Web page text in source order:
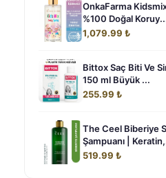
OnkaFarma
%100 Doğal
1,079.99 ₺
Bittox Saç Biti Ve
150 ml Büyük ...
255.99 ₺
The Ceel Biberiye
Şampuanı |
519.99 ₺